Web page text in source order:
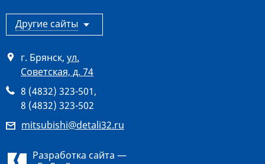
Другие сайты
г. Брянск, ул.
Советская, д. 74
8 (4832) 323-501,
8 (4832) 323-502
mitsubishi@detali32.ru
Разработка сайта —